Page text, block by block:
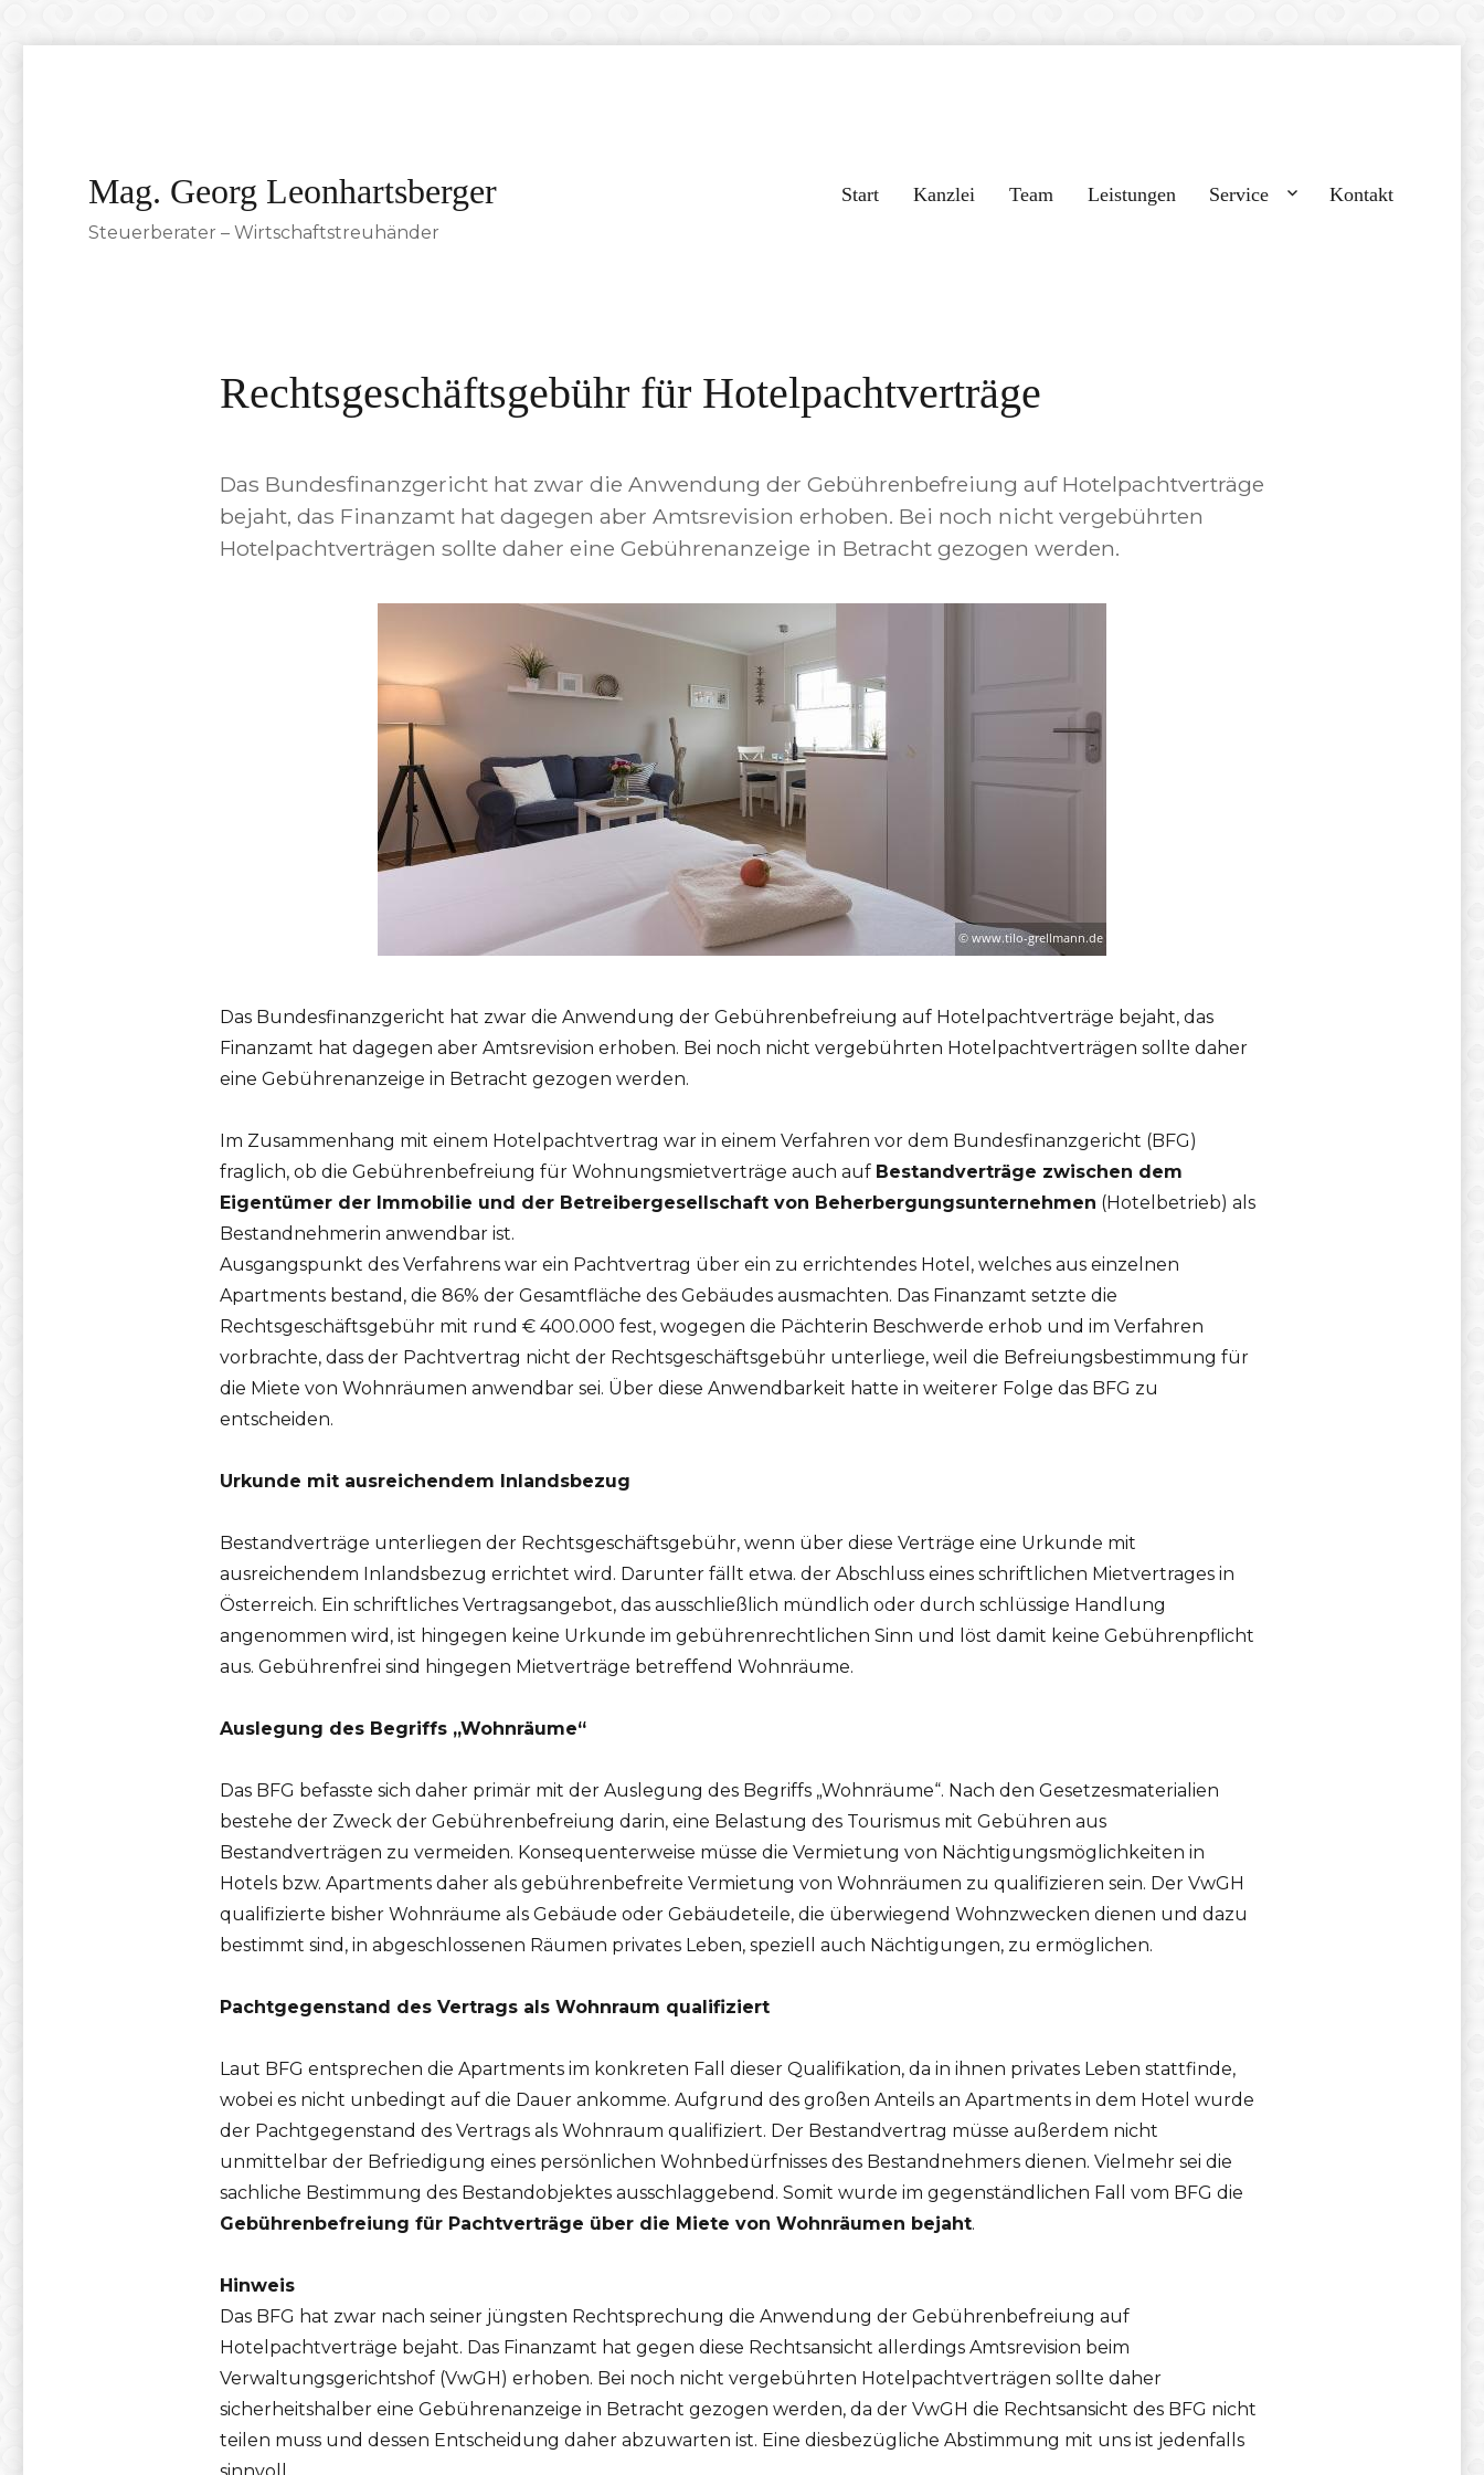
Mag. Georg Leonhartsberger
Steuerberater – Wirtschaftstreuhänder
Start Kanzlei Team Leistungen Service Kontakt
Rechtsgeschäftsgebühr für Hotelpachtverträge
Das Bundesfinanzgericht hat zwar die Anwendung der Gebührenbefreiung auf Hotelpachtverträge
bejaht, das Finanzamt hat dagegen aber Amtsrevision erhoben. Bei noch nicht vergebührten
Hotelpachtverträgen sollte daher eine Gebührenanzeige in Betracht gezogen werden.
Das Bundesfinanzgericht hat zwar die Anwendung der Gebührenbefreiung auf Hotelpachtverträge bejaht, das
Finanzamt hat dagegen aber Amtsrevision erhoben. Bei noch nicht vergebührten Hotelpachtverträgen sollte daher
eine Gebührenanzeige in Betracht gezogen werden.
Im Zusammenhang mit einem Hotelpachtvertrag war in einem Verfahren vor dem Bundesfinanzgericht (BFG)
fraglich, ob die Gebührenbefreiung für Wohnungsmietverträge auch auf Bestandverträge zwischen dem
Eigentümer der Immobilie und der Betreibergesellschaft von Beherbergungsunternehmen (Hotelbetrieb) als
Bestandnehmerin anwendbar ist.
Ausgangspunkt des Verfahrens war ein Pachtvertrag über ein zu errichtendes Hotel, welches aus einzelnen
Apartments bestand, die 86% der Gesamtfläche des Gebäudes ausmachten. Das Finanzamt setzte die
Rechtsgeschäftsgebühr mit rund € 400.000 fest, wogegen die Pächterin Beschwerde erhob und im Verfahren
vorbrachte, dass der Pachtvertrag nicht der Rechtsgeschäftsgebühr unterliege, weil die Befreiungsbestimmung für
die Miete von Wohnräumen anwendbar sei. Über diese Anwendbarkeit hatte in weiterer Folge das BFG zu
entscheiden.
Urkunde mit ausreichendem Inlandsbezug
Bestandverträge unterliegen der Rechtsgeschäftsgebühr, wenn über diese Verträge eine Urkunde mit
ausreichendem Inlandsbezug errichtet wird. Darunter fällt etwa. der Abschluss eines schriftlichen Mietvertrages in
Österreich. Ein schriftliches Vertragsangebot, das ausschließlich mündlich oder durch schlüssige Handlung
angenommen wird, ist hingegen keine Urkunde im gebührenrechtlichen Sinn und löst damit keine Gebührenpflicht
aus. Gebührenfrei sind hingegen Mietverträge betreffend Wohnräume.
Auslegung des Begriffs „Wohnräume“
Das BFG befasste sich daher primär mit der Auslegung des Begriffs „Wohnräume“. Nach den Gesetzesmaterialien
bestehe der Zweck der Gebührenbefreiung darin, eine Belastung des Tourismus mit Gebühren aus
Bestandverträgen zu vermeiden. Konsequenterweise müsse die Vermietung von Nächtigungsmöglichkeiten in
Hotels bzw. Apartments daher als gebührenbefreite Vermietung von Wohnräumen zu qualifizieren sein. Der VwGH
qualifizierte bisher Wohnräume als Gebäude oder Gebäudeteile, die überwiegend Wohnzwecken dienen und dazu
bestimmt sind, in abgeschlossenen Räumen privates Leben, speziell auch Nächtigungen, zu ermöglichen.
Pachtgegenstand des Vertrags als Wohnraum qualifiziert
Laut BFG entsprechen die Apartments im konkreten Fall dieser Qualifikation, da in ihnen privates Leben stattfinde,
wobei es nicht unbedingt auf die Dauer ankomme. Aufgrund des großen Anteils an Apartments in dem Hotel wurde
der Pachtgegenstand des Vertrags als Wohnraum qualifiziert. Der Bestandvertrag müsse außerdem nicht
unmittelbar der Befriedigung eines persönlichen Wohnbedürfnisses des Bestandnehmers dienen. Vielmehr sei die
sachliche Bestimmung des Bestandobjektes ausschlaggebend. Somit wurde im gegenständlichen Fall vom BFG die
Gebührenbefreiung für Pachtverträge über die Miete von Wohnräumen bejaht.
Hinweis
Das BFG hat zwar nach seiner jüngsten Rechtsprechung die Anwendung der Gebührenbefreiung auf
Hotelpachtverträge bejaht. Das Finanzamt hat gegen diese Rechtsansicht allerdings Amtsrevision beim
Verwaltungsgerichtshof (VwGH) erhoben. Bei noch nicht vergebührten Hotelpachtverträgen sollte daher
sicherheitshalber eine Gebührenanzeige in Betracht gezogen werden, da der VwGH die Rechtsansicht des BFG nicht
teilen muss und dessen Entscheidung daher abzuwarten ist. Eine diesbezügliche Abstimmung mit uns ist jedenfalls